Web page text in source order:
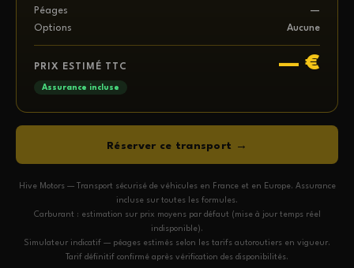
Péages
—
Options
Aucune
PRIX ESTIMÉ TTC — €
Assurance incluse
Réserver ce transport →
Hive Motors — Transport sécurisé de véhicules en France et en Europe. Assurance
incluse sur toutes les formules.
Carburant : estimation sur prix moyens par défaut (mise à jour temps réel
indisponible).
Simulateur indicatif — péages estimés selon les tarifs autoroutiers en vigueur.
Tarif définitif confirmé après vérification des disponibilités.